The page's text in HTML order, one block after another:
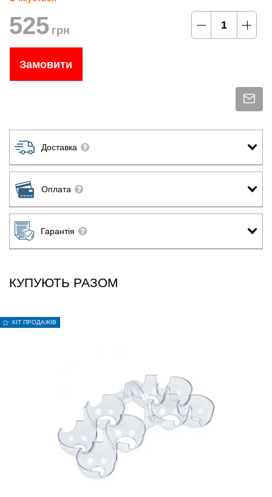
525 грн
Замовити
Доставка
Оплата
Гарантія
КУПУЮТЬ РАЗОМ
ХІТ ПРОДАЖІВ